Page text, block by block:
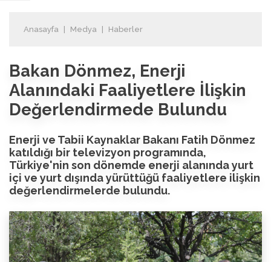
Anasayfa Medya Haberler
Bakan Dönmez, Enerji
Alanındaki Faaliyetlere İlişkin
Değerlendirmede Bulundu
Enerji ve Tabii Kaynaklar Bakanı Fatih Dönmez
katıldığı bir televizyon programında,
Türkiye'nin son dönemde enerji alanında yurt
içi ve yurt dışında yürüttüğü faaliyetlere ilişkin
değerlendirmelerde bulundu.